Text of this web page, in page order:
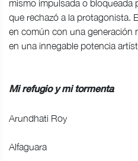
mismo impulsada o bloqueada
que rechazó a la protagonista.
en común con una generación
en una innegable potencia
Mi refugio y mi tormenta
Arundhati Roy
Alfaguara